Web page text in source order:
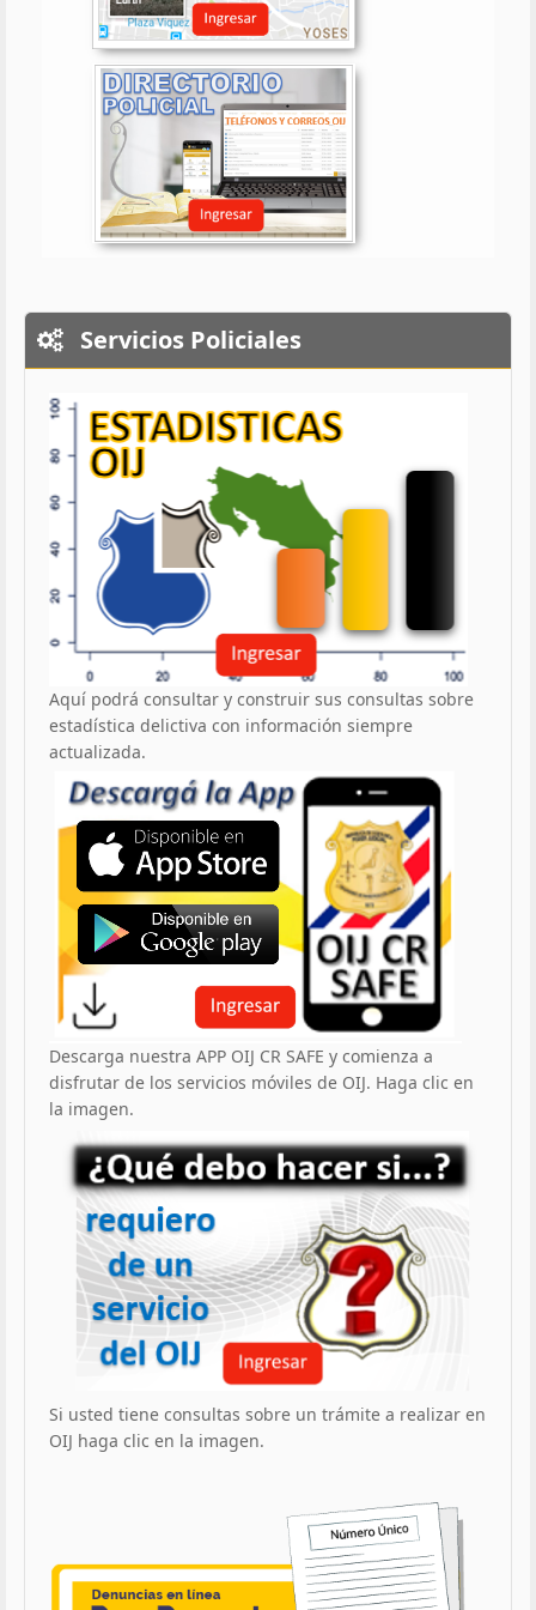
Servicios Policiales
Aquí podrá consultar y construir sus consultas sobre
estadística delictiva con información siempre
actualizada.
Descarga nuestra APP OIJ CR SAFE y comienza a
disfrutar de los servicios móviles de OIJ. Haga clic en
la imagen.
Si usted tiene consultas sobre un trámite a realizar en
OIJ haga clic en la imagen.